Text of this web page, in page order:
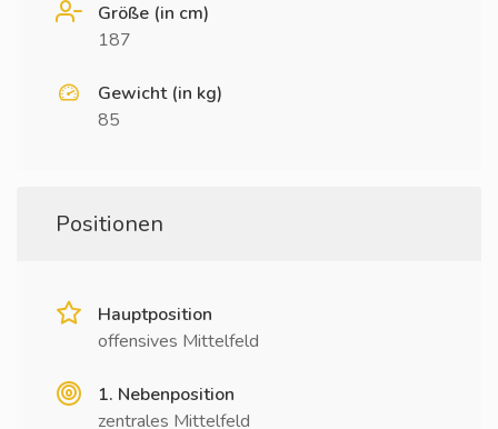
Größe (in cm)
187
Gewicht (in kg)
85
Positionen
Hauptposition
offensives Mittelfeld
1. Nebenposition
zentrales Mittelfeld